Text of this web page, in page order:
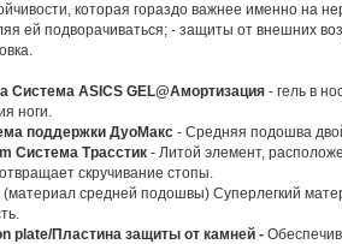
которая гораздо важнее именно на
ей подворачиваться; - защиты от внешних
Система ASICS GEL@Амортизация - гель в
ноги.
поддержки ДуоМакс - Средняя подошва
Система Трасстик - Литой элемент,
скручивание стопы.
(материал средней подошвы) Суперлегкий
plate/Пластина защиты от камней -